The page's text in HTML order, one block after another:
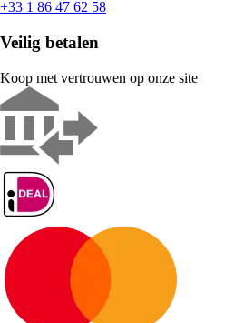
+33 1 86 47 62 58
Veilig betalen
Koop met vertrouwen op onze site